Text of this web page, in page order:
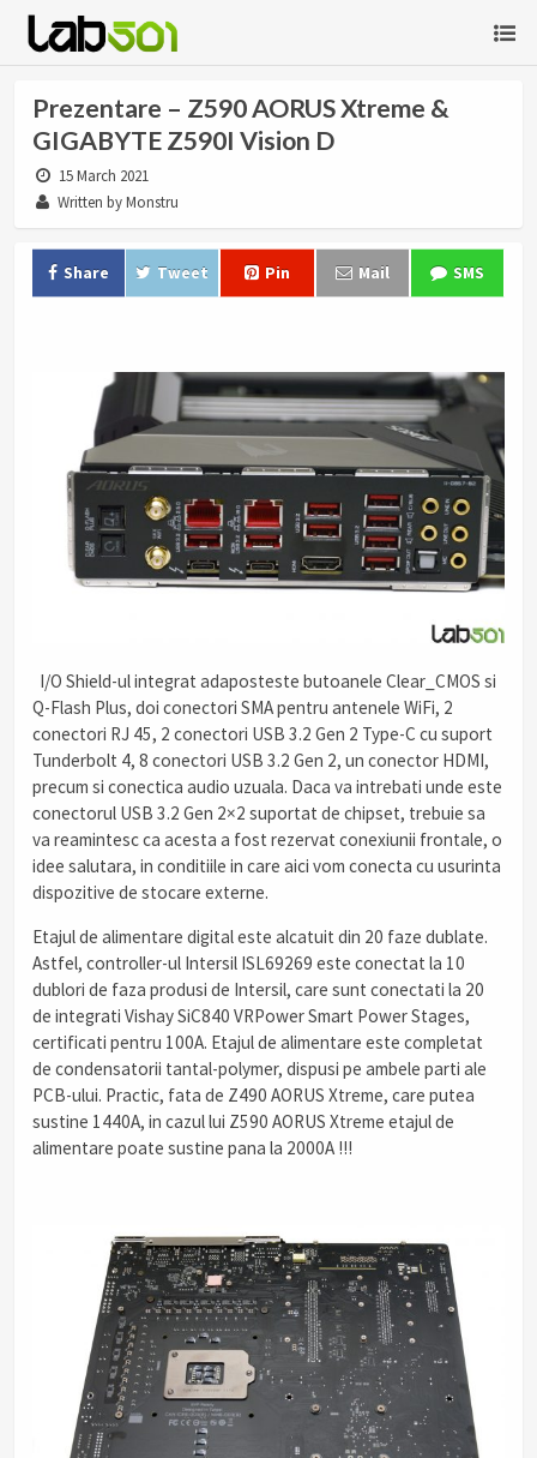
Prezentare – Z590 AORUS Xtreme &
GIGABYTE Z590I Vision D
15 March 2021
Written by Monstru
Share Tweet Pin Mail SMS
I/O Shield-ul integrat adaposteste butoanele Clear_CMOS si
Q-Flash Plus, doi conectori SMA pentru antenele WiFi, 2
conectori RJ 45, 2 conectori USB 3.2 Gen 2 Type-C cu suport
Tunderbolt 4, 8 conectori USB 3.2 Gen 2, un conector HDMI,
precum si conectica audio uzuala. Daca va intrebati unde este
conectorul USB 3.2 Gen 2×2 suportat de chipset, trebuie sa
va reamintesc ca acesta a fost rezervat conexiunii frontale, o
idee salutara, in conditiile in care aici vom conecta cu usurinta
dispozitive de stocare externe.
Etajul de alimentare digital este alcatuit din 20 faze dublate.
Astfel, controller-ul Intersil ISL69269 este conectat la 10
dublori de faza produsi de Intersil, care sunt conectati la 20
de integrati Vishay SiC840 VRPower Smart Power Stages,
certificati pentru 100A. Etajul de alimentare este completat
de condensatorii tantal-polymer, dispusi pe ambele parti ale
PCB-ului. Practic, fata de Z490 AORUS Xtreme, care putea
sustine 1440A, in cazul lui Z590 AORUS Xtreme etajul de
alimentare poate sustine pana la 2000A !!!